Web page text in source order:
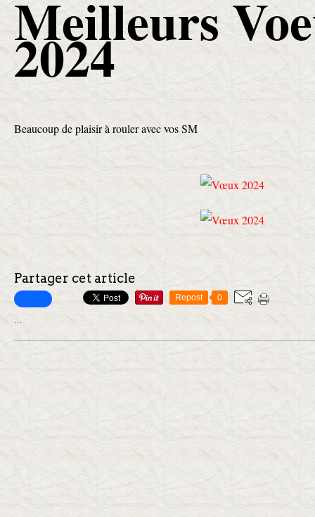
Meilleurs
2024
Beaucoup de plaisir à rouler avec vos SM
Partager cet article
Repost 0
…